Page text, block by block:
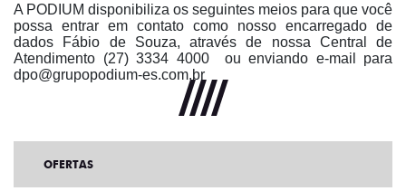
A PODIUM disponibiliza os seguintes meios para que você
possa entrar em contato como nosso encarregado de
dados Fábio de Souza, através de nossa Central de
Atendimento (27) 3334 4000 ou enviando e-mail para
dpo@grupopodium-es.com.br
OFERTAS